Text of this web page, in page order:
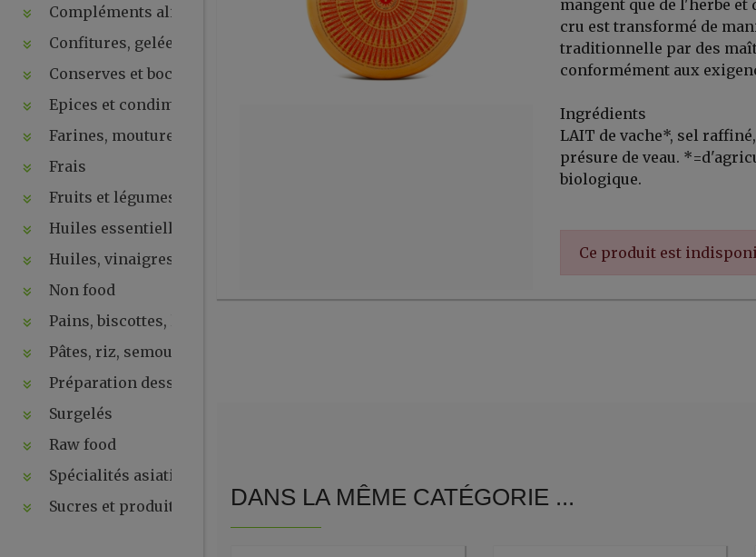
Compléments alimentaires & plantes
Confitures, gelées, compotes, purées, pâtes à tartiner, ...
Conserves et bocaux
Epices et condiments
Farines, moutures et levures
Frais
Fruits et légumes secs
Huiles essentielles, hydrolats, ...
Huiles, vinaigres, sauces
Non food
Pains, biscottes, levures, ...
Pâtes, riz, semoules
Préparation desserts, ....
Surgelés
Raw food
Spécialités asiatiques
Sucres et produits de la ruche
mangent que de l'herbe
cru est transformé de
traditionnelle par des
conformément aux
Ingrédients
LAIT de vache*, sel
présure de veau.
biologique.
Ce produit est
DANS LA MÊME CATÉGORIE ...